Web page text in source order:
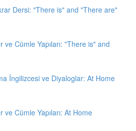
Dersi: "There is" and "There are"
ve Cümle Yapıları: "There is" and
İngilizcesi ve Diyaloglar: At Home
ve Cümle Yapıları: At Home